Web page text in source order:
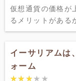
仮想通貨の価格が
るメリットがある
イーサリアムは
ォーム
★★★★★
★★★★★